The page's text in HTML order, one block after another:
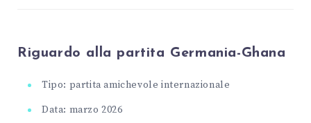
Riguardo alla partita Germania-Ghana
Tipo: partita amichevole internazionale
Data: marzo 2026